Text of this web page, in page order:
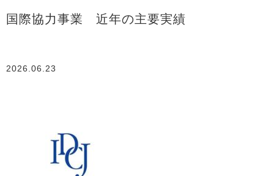
国際協力事業 近年の主要実績
2026.06.23